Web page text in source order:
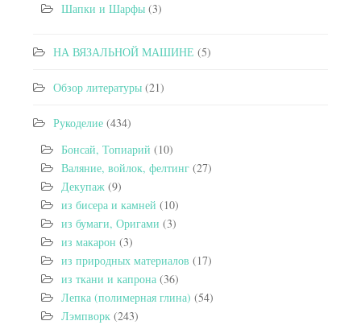
Шапки и Шарфы (3)
НА ВЯЗАЛЬНОЙ МАШИНЕ (5)
Обзор литературы (21)
Рукоделие (434)
Бонсай, Топиарий (10)
Валяние, войлок, фелтинг (27)
Декупаж (9)
из бисера и камней (10)
из бумаги, Оригами (3)
из макарон (3)
из природных материалов (17)
из ткани и капрона (36)
Лепка (полимерная глина) (54)
Лэмпворк (243)